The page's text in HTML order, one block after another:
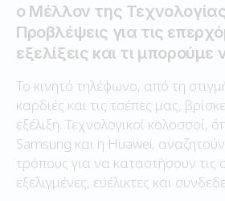
ο Μέλλον της
Προβλέψεις για τις
εξελίξεις και τι μπορούμε
Το κινητό τηλέφωνο, από τη
καρδιές και τις τσέπες μας,
εξέλιξη. Τεχνολογικοί κολοσσοί,
Samsung και η Huawei,
τρόπους για να καταστήσουν τις
εξελιγμένες, ευέλικτες και